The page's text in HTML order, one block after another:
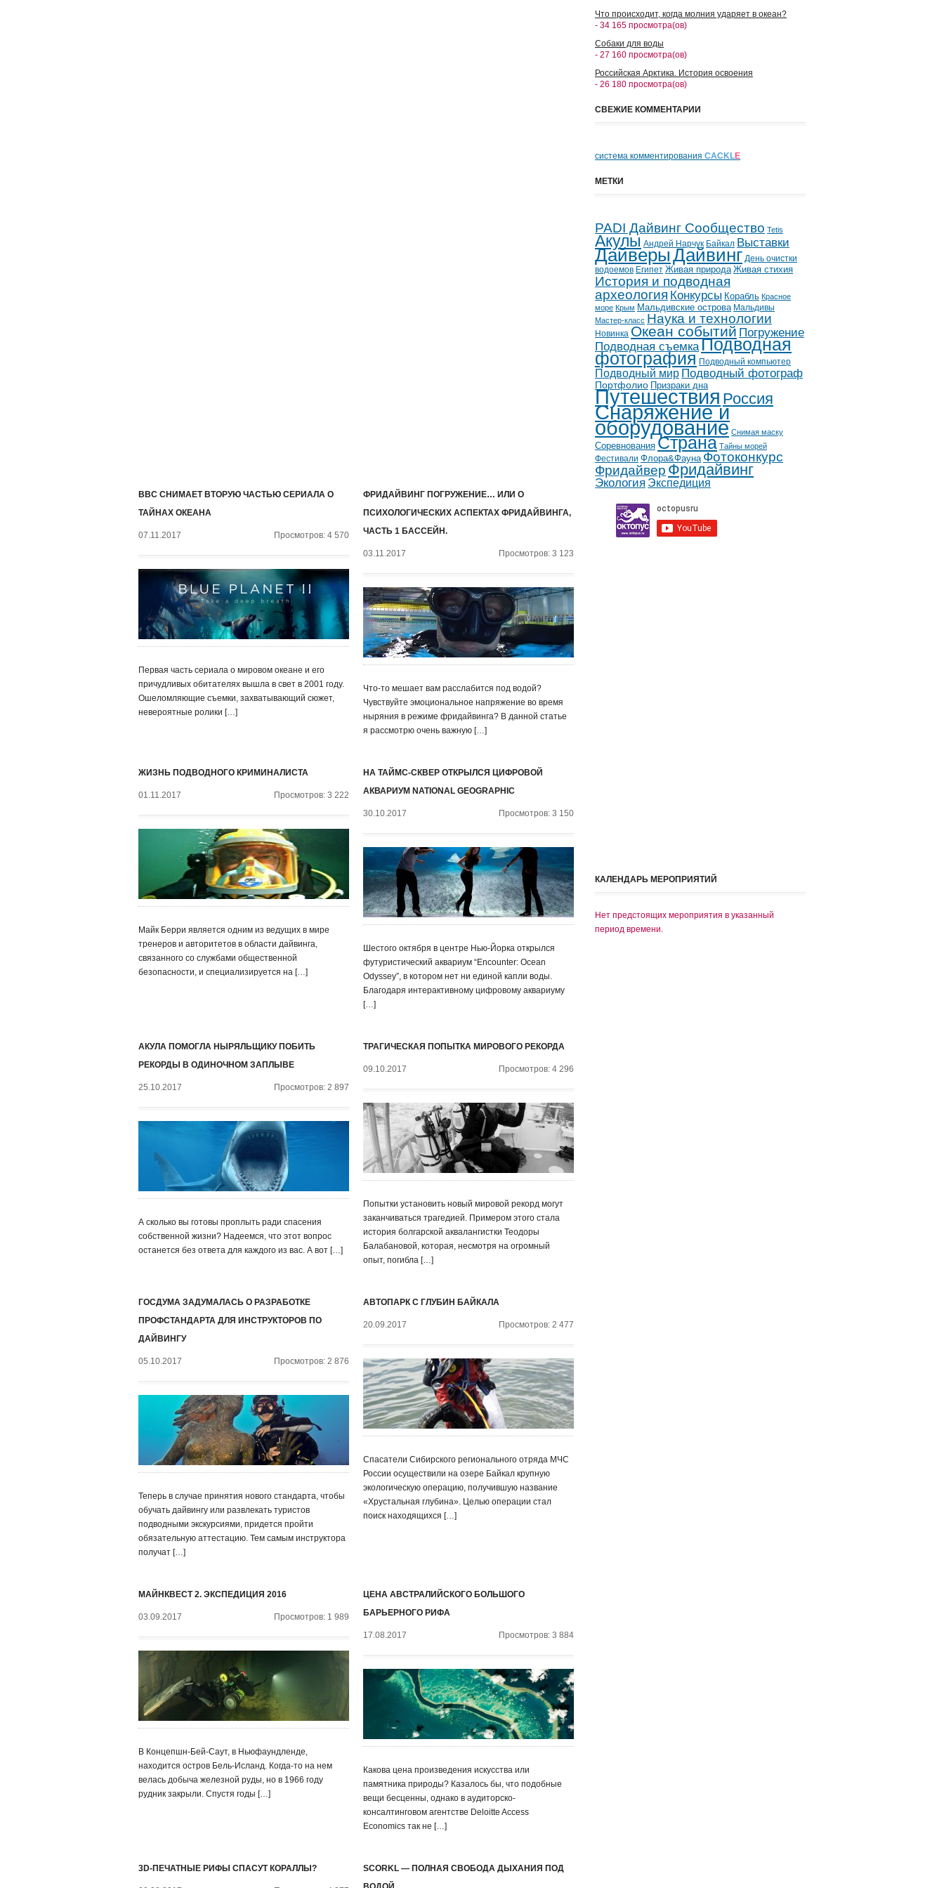
BBC СНИМАЕТ ВТОРУЮ ЧАСТЬЮ СЕРИАЛА О
ТАЙНАХ ОКЕАНА
07.11.2017 Просмотров: 4 570
Первая часть сериала о мировом океане и его
причудливых обитателях вышла в свет в 2001 году.
Ошеломляющие съемки, захватывающий сюжет,
невероятные ролики […]
ФРИДАЙВИНГ ПОГРУЖЕНИЕ… ИЛИ О
ПСИХОЛОГИЧЕСКИХ АСПЕКТАХ ФРИДАЙВИНГА,
ЧАСТЬ 1 БАССЕЙН.
03.11.2017 Просмотров: 3 123
Что-то мешает вам расслабится под водой?
Чувствуйте эмоциональное напряжение во время
ныряния в режиме фридайвинга? В данной статье
я рассмотрю очень важную […]
ЖИЗНЬ ПОДВОДНОГО КРИМИНАЛИСТА
01.11.2017 Просмотров: 3 222
Майк Берри является одним из ведущих в мире
тренеров и авторитетов в области дайвинга,
связанного со службами общественной
безопасности, и специализируется на […]
НА ТАЙМС-СКВЕР ОТКРЫЛСЯ ЦИФРОВОЙ
АКВАРИУМ NATIONAL GEOGRAPHIC
30.10.2017 Просмотров: 3 150
Шестого октября в центре Нью-Йорка открылся
футуристический аквариум “Encounter: Ocean
Odyssey”, в котором нет ни единой капли воды.
Благодаря интерактивному цифровому аквариуму
[…]
АКУЛА ПОМОГЛА НЫРЯЛЬЩИКУ ПОБИТЬ
РЕКОРДЫ В ОДИНОЧНОМ ЗАПЛЫВЕ
25.10.2017 Просмотров: 2 897
А сколько вы готовы проплыть ради спасения
собственной жизни? Надеемся, что этот вопрос
останется без ответа для каждого из вас. А вот […]
ТРАГИЧЕСКАЯ ПОПЫТКА МИРОВОГО РЕКОРДА
09.10.2017 Просмотров: 4 296
Попытки установить новый мировой рекорд могут
заканчиваться трагедией. Примером этого стала
история болгарской аквалангистки Теодоры
Балабановой, которая, несмотря на огромный
опыт, погибла […]
ГОСДУМА ЗАДУМАЛАСЬ О РАЗРАБОТКЕ
ПРОФСТАНДАРТА ДЛЯ ИНСТРУКТОРОВ ПО
ДАЙВИНГУ
05.10.2017 Просмотров: 2 876
Теперь в случае принятия нового стандарта, чтобы
обучать дайвингу или развлекать туристов
подводными экскурсиями, придется пройти
обязательную аттестацию. Тем самым инструктора
получат […]
АВТОПАРК С ГЛУБИН БАЙКАЛА
20.09.2017 Просмотров: 2 477
Спасатели Сибирского регионального отряда МЧС
России осуществили на озере Байкал крупную
экологическую операцию, получившую название
«Хрустальная глубина». Целью операции стал
поиск находящихся […]
МАЙНКВЕСТ 2. ЭКСПЕДИЦИЯ 2016
03.09.2017 Просмотров: 1 989
В Концепшн-Бей-Саут, в Ньюфаундленде,
находится остров Бель-Исланд. Когда-то на нем
велась добыча железной руды, но в 1966 году
рудник закрыли. Спустя годы […]
ЦЕНА АВСТРАЛИЙСКОГО БОЛЬШОГО
БАРЬЕРНОГО РИФА
17.08.2017 Просмотров: 3 884
Какова цена произведения искусства или
памятника природы? Казалось бы, что подобные
вещи бесценны, однако в аудиторско-
консалтинговом агентстве Deloitte Access
Economics так не […]
3D-ПЕЧАТНЫЕ РИФЫ СПАСУТ КОРАЛЛЫ?
SCORKL — ПОЛНАЯ СВОБОДА ДЫХАНИЯ ПОД
Что происходит, когда молния ударяет в океан?
- 34 165 просмотра(ов)
Собаки для воды
- 27 160 просмотра(ов)
Российская Арктика. История освоения
- 26 180 просмотра(ов)
СВЕЖИЕ КОММЕНТАРИИ
система комментирования CACKLE
МЕТКИ
PADI Дайвинг Сообщество Tetis
Акулы Андрей Нарчук Байкал Выставки
ДайверыДайвинг День очистки
водоемов Египет Живая природа Живая стихия
История и подводная
археология Конкурсы Корабль Красное
море Крым Мальдивские острова Мальдивы
Мастер-класс Наука и технологии
Новинка Океан событий Погружение
Подводная съемкаПодводная
фотография Подводный компьютер
Подводный мир Подводный фотограф
Портфолио Призраки дна
Путешествия Россия
Снаряжение и
оборудование Снимая маску
Соревнования Страна Тайны морей
Фестивали Флора&Фауна Фотоконкурс
Фридайвер Фридайвинг
Экология Экспедиция
КАЛЕНДАРЬ МЕРОПРИЯТИЙ
Нет предстоящих мероприятия в указанный
период времени.